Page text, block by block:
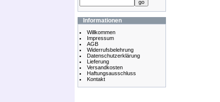
Informationen
Willkommen
Impressum
AGB
Widerrufsbelehrung
Datenschutzerklärung
Lieferung
Versandkosten
Haftungsausschluss
Kontakt